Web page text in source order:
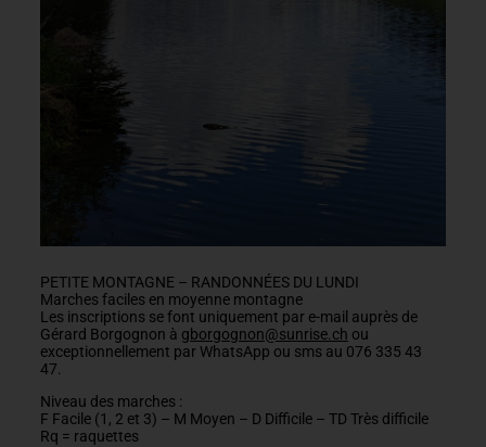
PETITE MONTAGNE – RANDONNÉES DU LUNDI
Marches faciles en moyenne montagne
Les inscriptions se font uniquement par e-mail auprès de
Gérard Borgognon à gborgognon@sunrise.ch ou
exceptionnellement par WhatsApp ou sms au 076 335 43
47.
Niveau des marches :
F Facile (1, 2 et 3) – M Moyen – D Difficile – TD Très difficile
Rq = raquettes